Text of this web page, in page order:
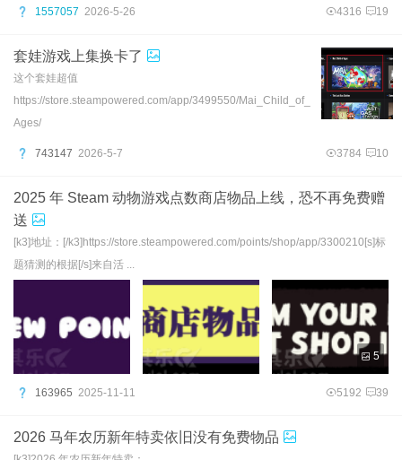
1557057 2026-5-26 4316 19
套娃游戏上集换卡了
这个套娃超值
https://store.steampowered.com/app/3499550/Mai_Child_of_
Ages/
743147 2026-5-7 3784 10
2025 年 Steam 动物游戏点数商店物品上线，恐不再免费赠
送
[k3]地址：[/k3]https://store.steampowered.com/points/shop/app/3300210[s]标
题猜测的根据[/s]来自活 ...
5
163965 2025-11-11 5192 39
2026 马年农历新年特卖依旧没有免费物品